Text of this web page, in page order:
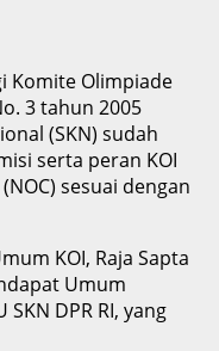
Komite Olimpiade
3 tahun 2005
(SKN) sudah
serta peran KOI
sesuai dengan
KOI, Raja Sapta
Umum
DPR RI, yang